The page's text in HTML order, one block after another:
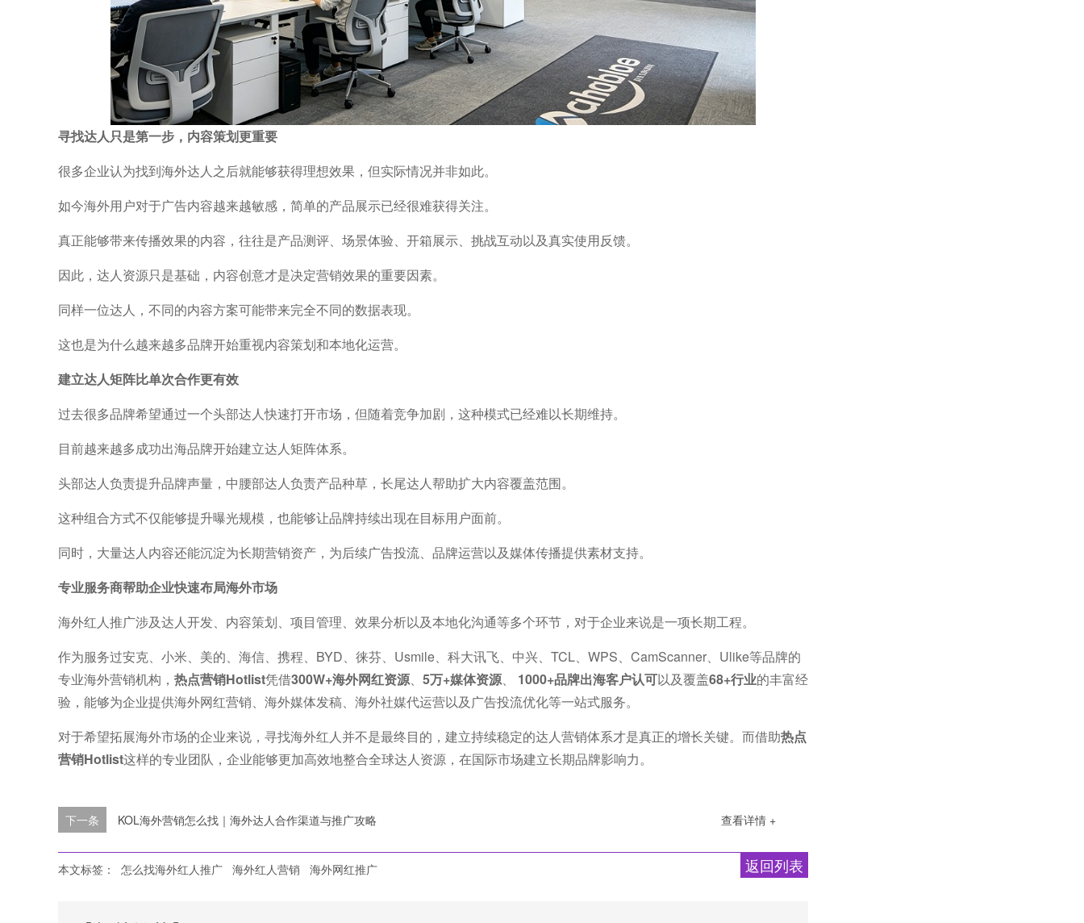
寻找达人只是第一步，内容策划更重要
很多企业认为找到海外达人之后就能够获得理想效果，但实际情况并非如此。
如今海外用户对于广告内容越来越敏感，简单的产品展示已经很难获得关注。
真正能够带来传播效果的内容，往往是产品测评、场景体验、开箱展示、挑战互动以及真实使用反馈。
因此，达人资源只是基础，内容创意才是决定营销效果的重要因素。
同样一位达人，不同的内容方案可能带来完全不同的数据表现。
这也是为什么越来越多品牌开始重视内容策划和本地化运营。
建立达人矩阵比单次合作更有效
过去很多品牌希望通过一个头部达人快速打开市场，但随着竞争加剧，这种模式已经难以长期维持。
目前越来越多成功出海品牌开始建立达人矩阵体系。
头部达人负责提升品牌声量，中腰部达人负责产品种草，长尾达人帮助扩大内容覆盖范围。
这种组合方式不仅能够提升曝光规模，也能够让品牌持续出现在目标用户面前。
同时，大量达人内容还能沉淀为长期营销资产，为后续广告投流、品牌运营以及媒体传播提供素材支持。
专业服务商帮助企业快速布局海外市场
海外红人推广涉及达人开发、内容策划、项目管理、效果分析以及本地化沟通等多个环节，对于企业来说是一项长期工程。
作为服务过安克、小米、美的、海信、携程、BYD、徕芬、Usmile、科大讯飞、中兴、TCL、WPS、CamScanner、Ulike等品牌的
专业海外营销机构， 热点营销Hotlist凭借300W+海外网红资源、 5万+媒体资源、 1000+品牌出海客户认可以及覆盖68+行业的丰富经
验，能够为企业提供海外网红营销、海外媒体发稿、海外社媒代运营以及广告投流优化等一站式服务。
对于希望拓展海外市场的企业来说，寻找海外红人并不是最终目的，建立持续稳定的达人营销体系才是真正的增长关键。而借助热点
营销Hotlist这样的专业团队，企业能够更加高效地整合全球达人资源，在国际市场建立长期品牌影响力。
查看详情 +
下一条 KOL海外营销怎么找｜海外达人合作渠道与推广攻略
返回列表
本文标签： 怎么找海外红人推广 海外红人营销 海外网红推广